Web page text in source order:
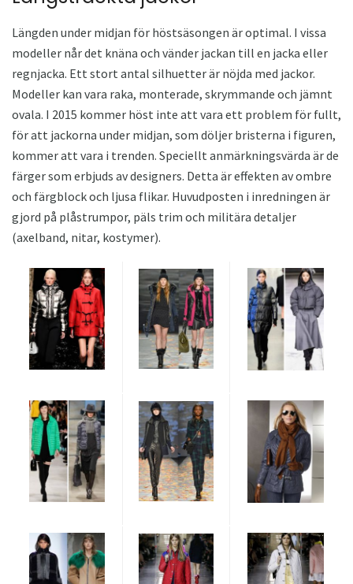
Längden under midjan för höstsäsongen är optimal. I vissa
modeller når det knäna och vänder jackan till en jacka eller
regnjacka. Ett stort antal silhuetter är nöjda med jackor.
Modeller kan vara raka, monterade, skrymmande och jämnt
ovala. I 2015 kommer höst inte att vara ett problem för fullt,
för att jackorna under midjan, som döljer bristerna i figuren,
kommer att vara i trenden. Speciellt anmärkningsvärda är de
färger som erbjuds av designers. Detta är effekten av ombre
och färgblock och ljusa flikar. Huvudposten i inredningen är
gjord på plåstrumpor, päls trim och militära detaljer
(axelband, nitar, kostymer).